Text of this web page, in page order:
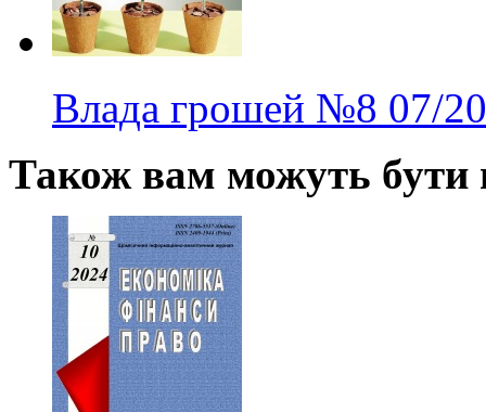
Влада грошей №8 07/
Також вам можуть бути